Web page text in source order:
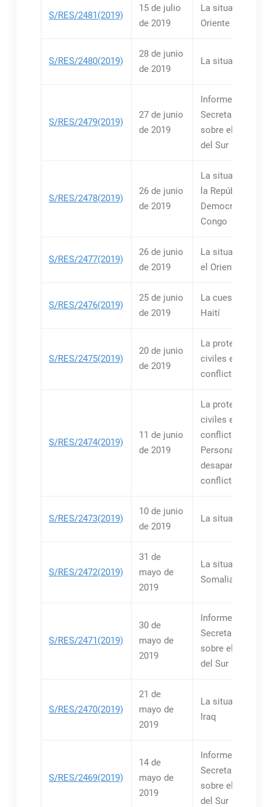
S/RES/2481(2019)
15 de julio
de 2019
La situación en el
Oriente Medio
S/RES/2480(2019)
28 de junio
de 2019
La situación en
S/RES/2479(2019)
27 de junio
de 2019
Informes del
Secretario
sobre el Sudán y
del Sur
S/RES/2478(2019)
26 de junio
de 2019
La situación
la República
Democrática del
Congo
S/RES/2477(2019)
26 de junio
de 2019
La situación
el Oriente Medio
S/RES/2476(2019)
25 de junio
de 2019
La cuestión
Haití
S/RES/2475(2019)
20 de junio
de 2019
La protección de
civiles en los
conflictos
S/RES/2474(2019)
11 de junio
de 2019
La protección de
civiles en los
conflictos
Personas
desaparecidas en
conflictos
S/RES/2473(2019)
10 de junio
de 2019
La situación en
S/RES/2472(2019)
31 de
mayo de
2019
La situación en
Somalia
S/RES/2471(2019)
30 de
mayo de
2019
Informes del
Secretario
sobre el Sudán y
del Sur
S/RES/2470(2019)
21 de
mayo de
2019
La situación
Iraq
S/RES/2469(2019)
14 de
mayo de
2019
Informes del
Secretario
sobre el Sudán y
del Sur